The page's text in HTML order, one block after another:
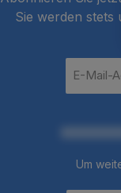
Sie werden
Mail-
Um